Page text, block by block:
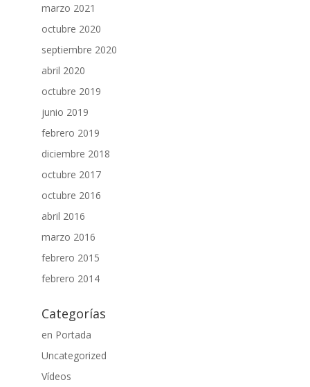
marzo 2021
octubre 2020
septiembre 2020
abril 2020
octubre 2019
junio 2019
febrero 2019
diciembre 2018
octubre 2017
octubre 2016
abril 2016
marzo 2016
febrero 2015
febrero 2014
Categorías
en Portada
Uncategorized
Vídeos